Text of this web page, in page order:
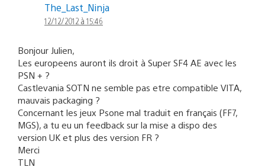
The_Last_Ninja
12/12/2012 à 15:46
Bonjour Julien,
Les europeens auront ils droit à Super SF4 AE avec les
PSN + ?
Castlevania SOTN ne semble pas etre compatible VITA,
mauvais packaging ?
Concernant les jeux Psone mal traduit en français (FF7,
MGS), a tu eu un feedback sur la mise a dispo des
version UK et plus des version FR ?
Merci
TLN